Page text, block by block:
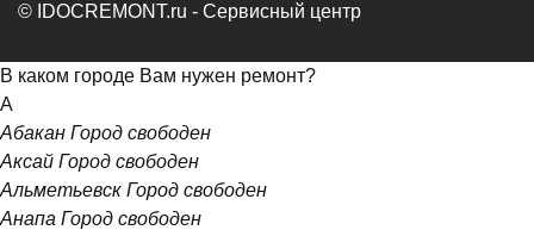
© IDOCREMONT.ru - Сервисный центр
В каком городе Вам нужен ремонт?
А
Абакан Город свободен
Аксай Город свободен
Альметьевск Город свободен
Анапа Город свободен